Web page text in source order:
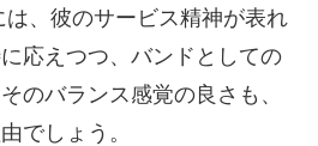
、彼のサービス精神が表れ
応えつつ、バンドとしての
のバランス感覚の良さも、
でしょう。